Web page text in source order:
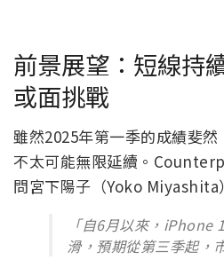
前景展望：短線持
或面挑戰
雖然2025年第一季的成績斐
不太可能無限延續。
問宮下陽子（Yoko Miyashita
「自6月以來，iPhone
滑，預期從第三季起，